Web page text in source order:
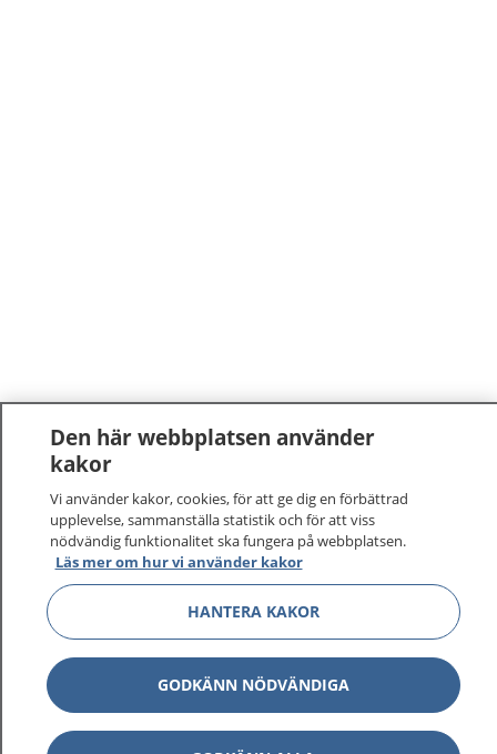
Den här webbplatsen använder
kakor
Vi använder kakor, cookies, för att ge dig en förbättrad
upplevelse, sammanställa statistik och för att viss
nödvändig funktionalitet ska fungera på webbplatsen.
Läs mer om hur vi använder kakor
HANTERA KAKOR
GODKÄNN NÖDVÄNDIGA